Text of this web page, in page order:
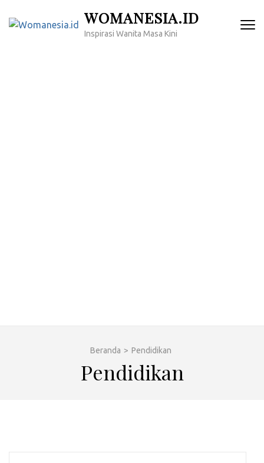
WOMANESIA.ID
Inspirasi Wanita Masa Kini
Beranda > Pendidikan
Pendidikan